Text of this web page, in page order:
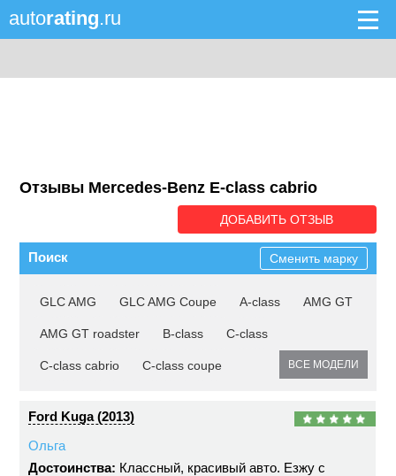
autorating.ru
Отзывы Mercedes-Benz E-class cabrio
ДОБАВИТЬ ОТЗЫВ
Поиск Сменить марку
GLC AMG GLC AMG Coupe A-class AMG GT
AMG GT roadster B-class C-class
C-class cabrio C-class coupe ВСЕ МОДЕЛИ
Ford Kuga (2013)
Ольга
Достоинства: Классный, красивый авто. Езжу с